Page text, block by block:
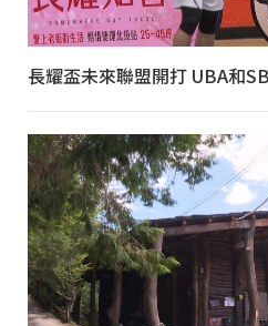
長耀盃未來聯盟開打 UBA和